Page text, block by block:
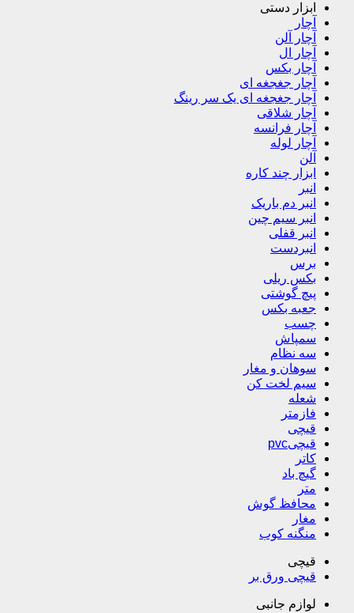
ابزار دستی
آچار
آچار آلن
آچار ال
آچار بکس
آچار جغجغه ای
آچار جغجغه ای یک سر رینگ
آچار شلاقی
آچار فرانسه
آچار لوله
آلن
ابزار چند کاره
انبر
انبر دم باریک
انبر سیم چین
انبر قفلی
انبردست
برس
بکس ریلی
پیچ گوشتی
جعبه بکس
چسب
سمپاش
سه نظام
سوهان و مغار
سیم لخت کن
شعله
فازمتر
قیچی
قیچیpvc
کاتر
گیچ باد
متر
محافظ گوش
مغار
منگنه کوب
قیچی
قیچی ورق بر
لوازم جانبی